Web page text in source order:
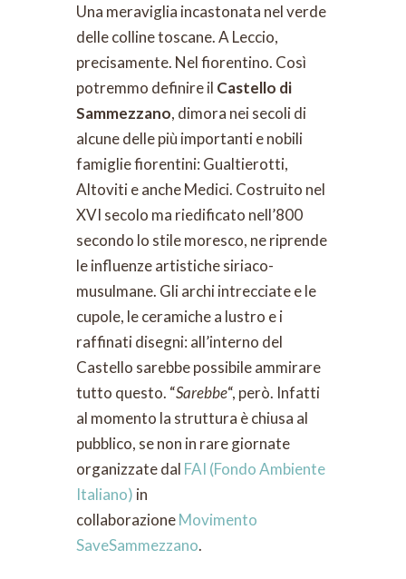
Una meraviglia incastonata nel verde
delle colline toscane. A Leccio,
precisamente. Nel fiorentino. Così
potremmo definire il Castello di
Sammezzano, dimora nei secoli di
alcune delle più importanti e nobili
famiglie fiorentini: Gualtierotti,
Altoviti e anche Medici. Costruito nel
XVI secolo ma riedificato nell’800
secondo lo stile moresco, ne riprende
le influenze artistiche siriaco-
musulmane. Gli archi intrecciate e le
cupole, le ceramiche a lustro e i
raffinati disegni: all’interno del
Castello sarebbe possibile ammirare
tutto questo. “Sarebbe“, però. Infatti
al momento la struttura è chiusa al
pubblico, se non in rare giornate
organizzate dal FAI (Fondo Ambiente
Italiano) in
collaborazioneMovimento
SaveSammezzano.